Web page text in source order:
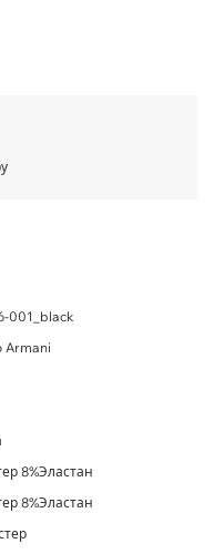
001_black
Armani
8%Эластан
8%Эластан